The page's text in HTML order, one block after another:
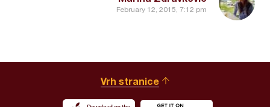
February 12, 2015, 7:12 pm
Vrh stranice